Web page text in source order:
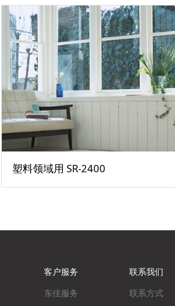
塑料领域用 SR-2400
客户服务
东佳服务
联系我们
联系方式